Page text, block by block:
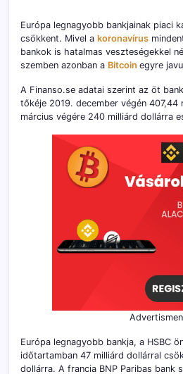
piaci
kapitalizációja
40%-
ot
bejegyzéshez
Európa legnagyobb bankjainak piaci
csökkent. Mivel a koronavírus
bankok is hatalmas veszteségekkel
szemben azonban a Bitcoin egyre
A Finanso.se adatai szerint az öt
tőkéje 2019. december végén
március végére 240 milliárd dollárra
Európa legnagyobb bankja, a HSBC
időtartamban 47 milliárd dollárral
dollárra. A francia BNP Paribas bank